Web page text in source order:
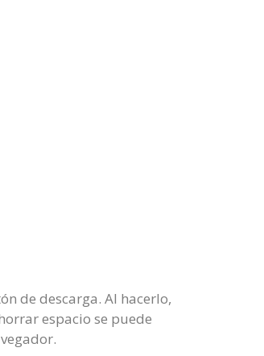
de descarga. Al hacerlo,
espacio se puede